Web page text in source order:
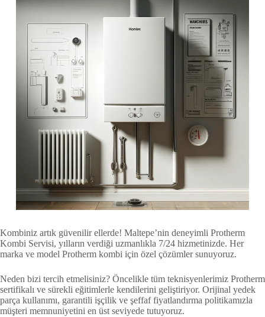
Kombiniz artık güvenilir ellerde! Maltepe’nin deneyimli Protherm
Kombi Servisi, yılların verdiği uzmanlıkla 7/24 hizmetinizde. Her
marka ve model Protherm kombi için özel çözümler sunuyoruz.
Neden bizi tercih etmelisiniz? Öncelikle tüm teknisyenlerimiz Protherm
sertifikalı ve sürekli eğitimlerle kendilerini geliştiriyor. Orijinal yedek
parça kullanımı, garantili işçilik ve şeffaf fiyatlandırma politikamızla
müşteri memnuniyetini en üst seviyede tutuyoruz.